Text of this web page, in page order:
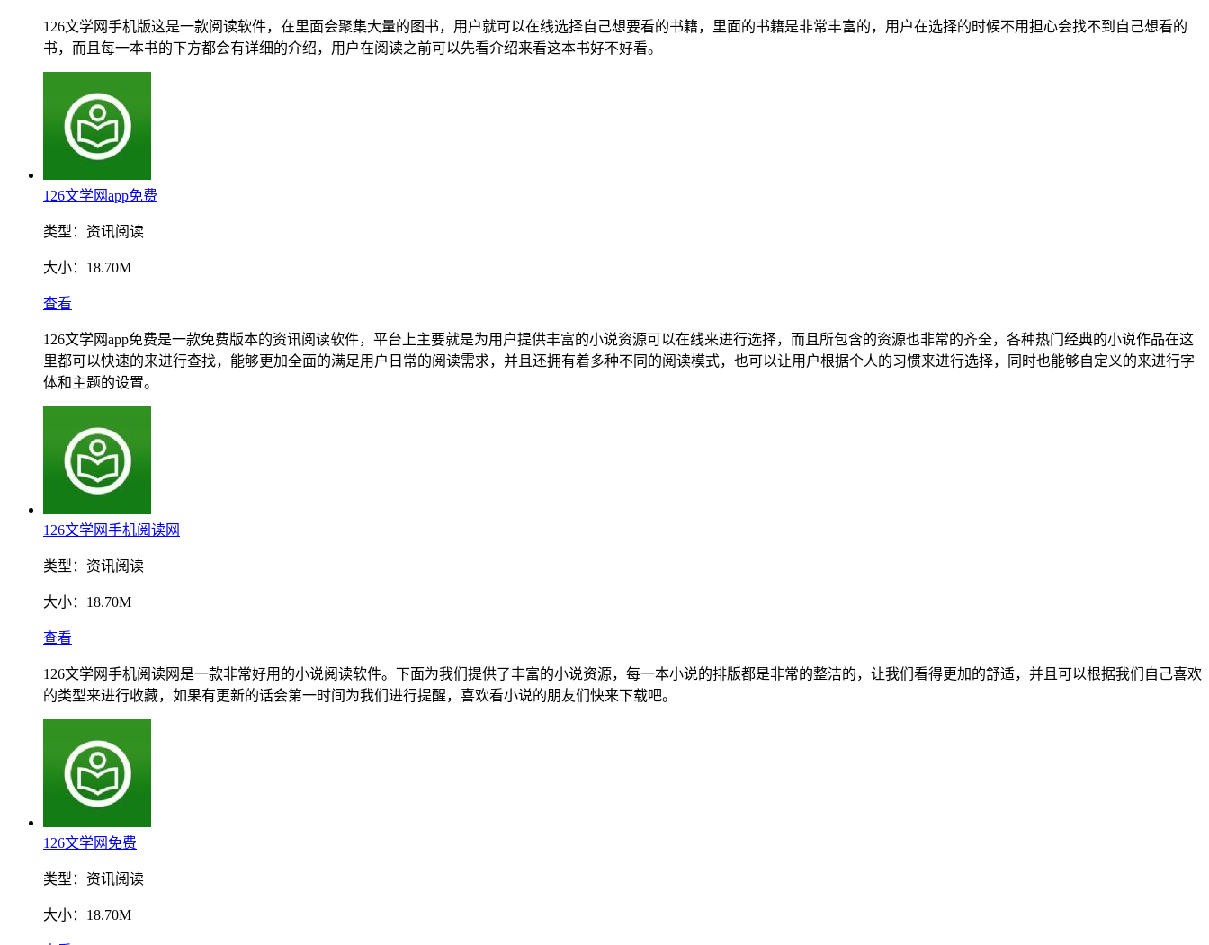
126文学网手机版这是一款阅读软件，在里面会聚集大量的图书，用户就可以在线选择自己想要看的书籍，里面的书籍是非常丰富的，用户在选择的时候不用担心会找不到自己想看的
书，而且每一本书的下方都会有详细的介绍，用户在阅读之前可以先看介绍来看这本书好不好看。
126文学网app免费
类型： 资讯阅读
大小： 18.70M
查看
126文学网app免费是一款免费版本的资讯阅读软件，平台上主要就是为用户提供丰富的小说资源可以在线来进行选择，而且所包含的资源也非常的齐全，各种热门经典的小说作品在这
里都可以快速的来进行查找，能够更加全面的满足用户日常的阅读需求，并且还拥有着多种不同的阅读模式，也可以让用户根据个人的习惯来进行选择，同时也能够自定义的来进行字
体和主题的设置。
126文学网手机阅读网
类型： 资讯阅读
大小： 18.70M
查看
126文学网手机阅读网是一款非常好用的小说阅读软件。下面为我们提供了丰富的小说资源，每一本小说的排版都是非常的整洁的，让我们看得更加的舒适，并且可以根据我们自己喜欢
的类型来进行收藏，如果有更新的话会第一时间为我们进行提醒，喜欢看小说的朋友们快来下载吧。
126文学网免费
类型： 资讯阅读
大小： 18.70M